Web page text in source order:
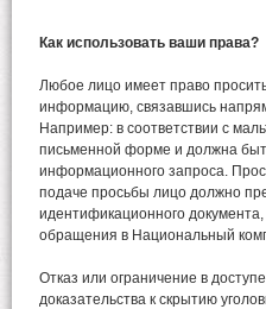
Как использовать ваши права?
Любое лицо имеет право
информацию, связавшись
Например: в соответствии с
письменной форме и должна
информационного запроса.
подаче просьбы лицо должно
идентификационного
обращения в Национальный
Отказ или ограничение в
доказательства к скрытию